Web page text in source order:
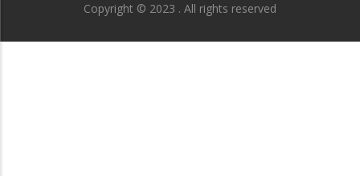
Copyright © 2023 . All rights reserved